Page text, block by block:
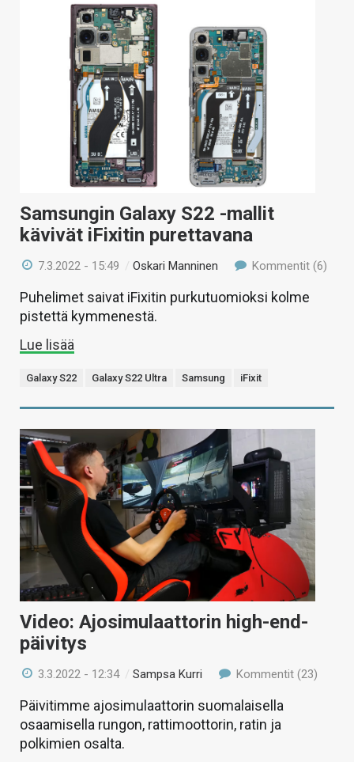
Samsungin Galaxy S22 -mallit
kävivät iFixitin purettavana
7.3.2022 - 15:49 /Oskari Manninen Kommentit (6)
Puhelimet saivat iFixitin purkutuomioksi kolme
pistettä kymmenestä.
Lue lisää
Galaxy S22 Galaxy S22 Ultra Samsung iFixit
Video: Ajosimulaattorin high-end-
päivitys
3.3.2022 - 12:34 /Sampsa Kurri Kommentit (23)
Päivitimme ajosimulaattorin suomalaisella
osaamisella rungon, rattimoottorin, ratin ja
polkimien osalta.